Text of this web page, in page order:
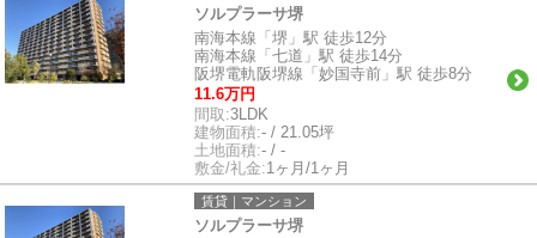
ソルプラーサ堺
南海本線「堺」駅 徒歩12分
南海本線「七道」駅 徒歩14分
阪堺電軌阪堺線「妙国寺前」駅 徒歩8分
11.6万円
間取:3LDK
建物面積:- / 21.05坪
土地面積:- / -
敷金/礼金:1ヶ月/1ヶ月
賃貸｜マンション
ソルプラーサ堺